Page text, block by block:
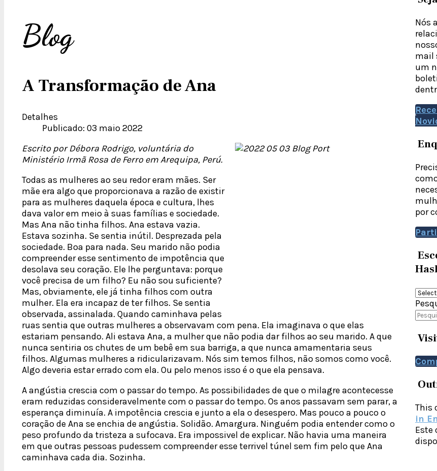
Nós
mail
um
por
This
in
Este
Blog
A Transformação de Ana
Detalhes
Publicado: 03 maio 2022
Escrito por Débora Rodrigo, voluntária do
Ministério Irmã Rosa de Ferro em Arequipa, Perú.
Todas as mulheres ao seu redor eram mães. Ser
mãe era algo que proporcionava a razão de existir
para as mulheres daquela época e cultura, lhes
dava valor em meio à suas famílias e sociedade.
Mas Ana não tinha filhos. Ana estava vazia.
Estava sozinha. Se sentia inútil. Desprezada pela
sociedade. Boa para nada. Seu marido não podia
compreender esse sentimento de impotência que
desolava seu coração. Ele lhe perguntava: porque
você precisa de um filho? Eu não sou suficiente?
Mas, obviamente, ele já tinha filhos com outra
mulher. Ela era incapaz de ter filhos. Se sentia
observada, assinalada. Quando caminhava pelas
ruas sentia que outras mulheres a observavam com pena. Ela imaginava o que elas
estariam pensando. Ali estava Ana, a mulher que não podia dar filhos ao seu marido. A que
nunca sentiria os chutes de um bebê em sua barriga, a que nunca amamentaria seus
filhos. Algumas mulheres a ridicularizavam. Nós sim temos filhos, não somos como você.
Algo deveria estar errado com ela. Ou pelo menos isso é o que ela pensava.
A angústia crescia com o passar do tempo. As possibilidades de que o milagre acontecesse
eram reduzidas consideravelmente com o passar do tempo. Os anos passavam sem parar, a
esperança diminuía. A impotência crescia e junto a ela o desespero. Mas pouco a pouco o
coração de Ana se enchia de angústia. Solidão. Amargura. Ninguém podia entender como o
peso profundo da tristeza a sufocava. Era impossivel de explicar. Não havia uma maneira
em que outras pessoas pudessem compreender esse terrivel túnel sem fim pelo que Ana
caminhava cada dia. Sozinha.